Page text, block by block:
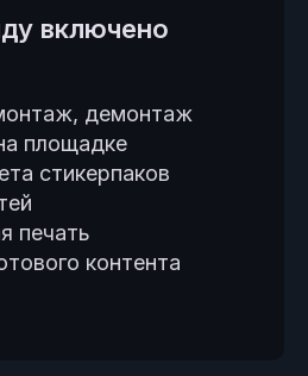
включено
демонтаж
площадке
стикерпаков
печать
контента